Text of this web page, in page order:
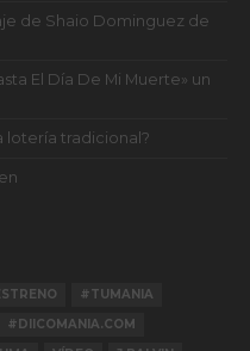
de Shaio Dominguez de
El Día De Mi Muerte» un
lotería tradicional?
#TUMANIA
#DIICOMANIA.COM